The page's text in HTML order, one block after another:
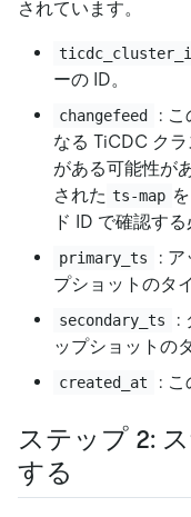
されています。
ーの ID。
changefeed
:
なる TiCDC ク
がある可能性が
された ts-map
ド ID で確認す
primary_ts
: ア
プショットのタ
secondary_ts
:
ップショットの
created_at : こ
ステップ 2:
する